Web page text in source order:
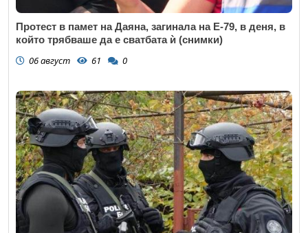
Протест в памет на Даяна, загинала на Е-79, в деня, в
който трябваше да е сватбата ѝ (снимки)
06 август 61 0